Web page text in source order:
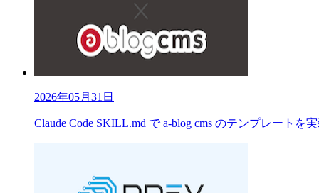
2026年05月31日
Claude Code SKILL.md で a-blog cms のテンプレートを